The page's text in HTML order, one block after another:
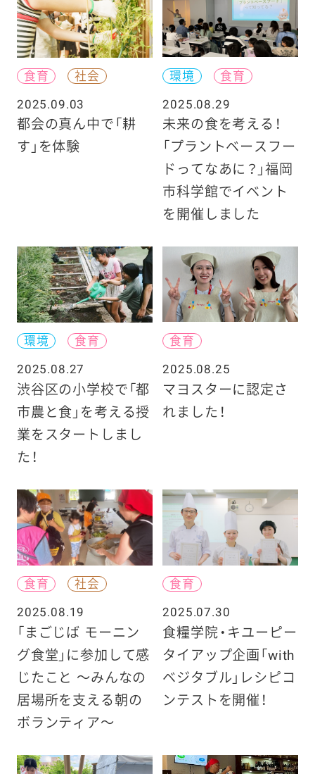
食育
社会
2025.09.03
都会の真ん中で「耕
す」を体験
環境
食育
2025.08.29
未来の食を考える！
「プラントベースフー
ドってなあに？」福岡
市科学館でイベント
を開催しました
環境
食育
2025.08.27
渋谷区の小学校で「都
市農と食」を考える授
業をスタートしまし
た！
食育
2025.08.25
マヨスターに認定さ
れました！
食育
社会
2025.08.19
「まごじば モーニン
グ食堂」に参加して感
じたこと 〜みんなの
居場所を支える朝の
ボランティア〜
食育
2025.07.30
食糧学院・キユーピー
タイアップ企画「with
ベジタブル」レシピコ
ンテストを開催！